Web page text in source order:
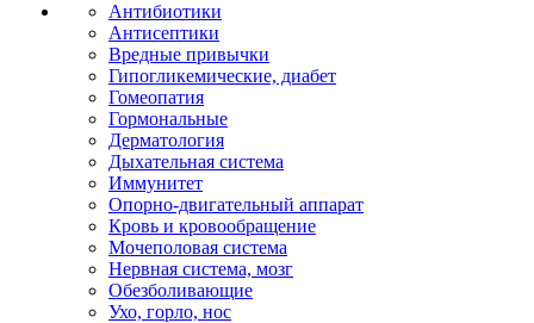
Антибиотики
Антисептики
Вредные привычки
Гипогликемические, диабет
Гомеопатия
Гормональные
Дерматология
Дыхательная система
Иммунитет
Опорно-двигательный аппарат
Кровь и кровообращение
Мочеполовая система
Нервная система, мозг
Обезболивающие
Ухо, горло, нос